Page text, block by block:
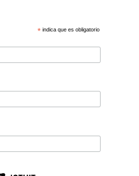
* indica que es obligatorio